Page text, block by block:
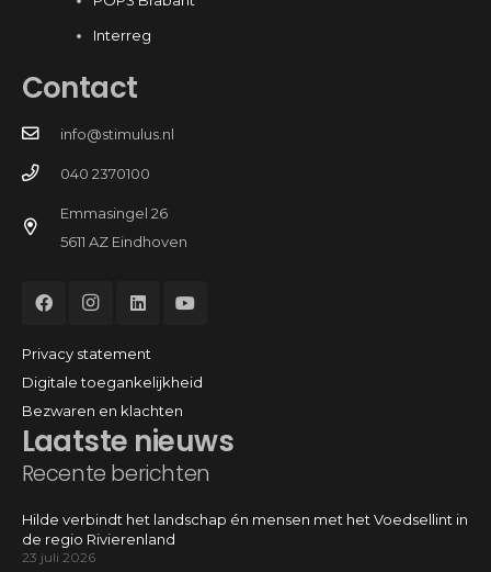
Interreg
Laatste nieuws
Recente berichten
Hilde verbindt het landschap én mensen met het Voedsellint in
de regio Rivierenland
23 juli 2026
Contact
info@stimulus.nl
040 2370100
Emmasingel 26
5611 AZ Eindhoven
Privacy statement
Digitale toegankelijkheid
Bezwaren en klachten